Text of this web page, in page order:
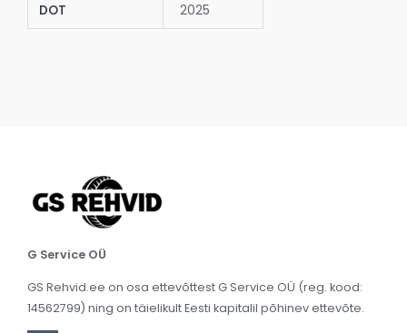
DOT 2025
G Service OÜ
GS Rehvid.ee on osa ettevõttest G Service OÜ (reg. kood:
14562799) ning on täielikult Eesti kapitalil põhinev ettevõte.